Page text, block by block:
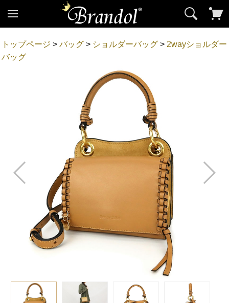
トップページ >バッグ > ショルダーバッグ > 2wayショルダー
バッグ